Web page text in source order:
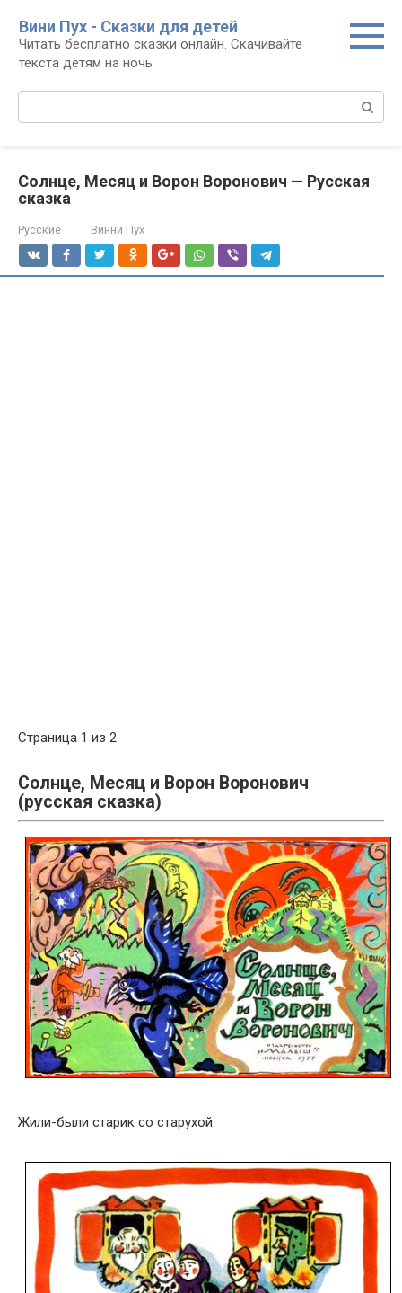
контенту
Вини Пух - Сказки для детей
Читать бесплатно сказки онлайн. Скачивайте
текста детям на ночь
Солнце, Месяц и Ворон Воронович — Русская
сказка
Русские Винни Пух
Страница 1 из 2
Солнце, Месяц и Ворон Воронович
(русская сказка)
Жили-были старик со старухой.